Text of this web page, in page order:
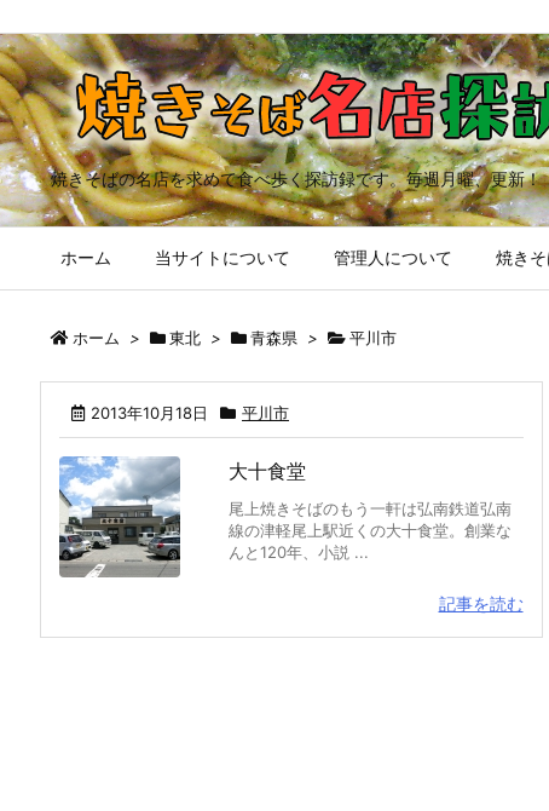
焼きそばの名店を求めて食べ歩く探訪録です。毎週月曜、更新！
ホーム 当サイトについて 管理人について 焼き
ホーム > 東北 > 青森県 > 平川市
2013年10月18日 平川市
大十食堂
尾上焼きそばのもう一軒は弘南鉄道弘南
線の津軽尾上駅近くの大十食堂。創業な
んと120年、小説 ...
記事を読む